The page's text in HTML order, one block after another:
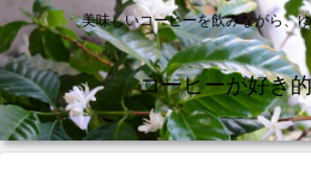
美味しいコーヒーを飲みながら、
コーヒーが好き